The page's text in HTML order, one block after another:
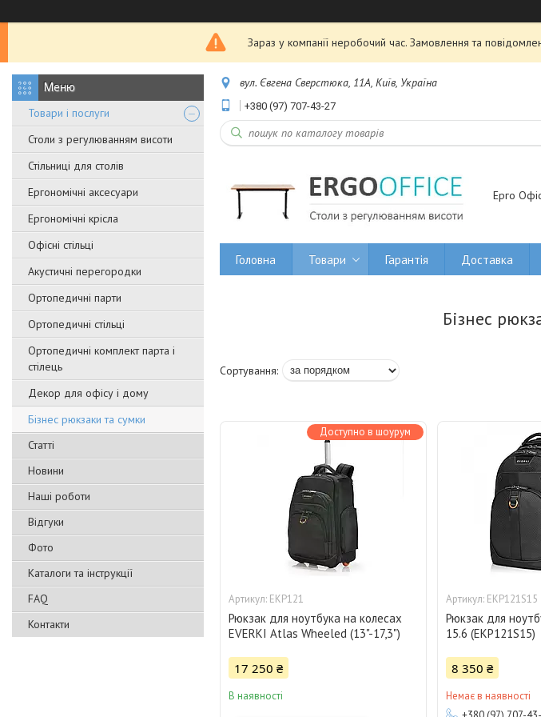
Зараз у компанії неробочий час. Замовлення та
Товари і послуги
Столи з регулюванням висоти
Стільниці для столів
Ергономічні аксесуари
Ергономічні крісла
Офісні стільці
Акустичні перегородки
Ортопедичні парти
Ортопедичні стільці
Ортопедичні комплект парта і
стілець
Декор для офісу і дому
Бізнес рюкзаки та сумки
Статті
Новини
Наші роботи
Відгуки
Фото
Каталоги та інструкції
FAQ
Контакти
вул. Євгена Сверстюка, 11А, Київ, Україна
+380 (97) 707-43-27
Ерго
Головна Товари Гарантія Доставка
Бізнес
Доступно в шоурум
EKP121
Рюкзак для ноутбука на колесах
EVERKI Atlas Wheeled (13"-17,3")
17 250 ₴
В наявності
EKP121S15
Рюкзак для
15.6 (EKP121S15)
8 350 ₴
Немає в наявності